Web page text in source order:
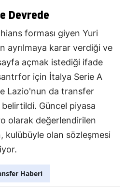
Devrede
forması giyen Yuri
ayrılmaya karar verdiği ve
açmak istediği ifade
için İtalya Serie A
Lazio'nun da transfer
Güncel piyasa
olarak değerlendirilen
kulübüyle olan sözleşmesi
Haberi